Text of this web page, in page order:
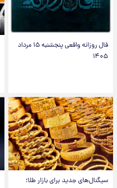
فال روزانه واقعی پنجشنبه ۱۵ مرداد
۱۴۰۵
سیگنال‌های جدید برای بازار طلا؛